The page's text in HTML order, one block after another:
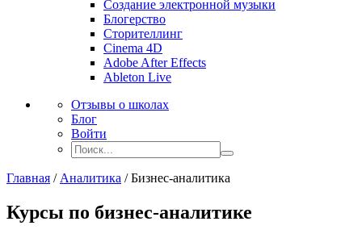
Создание электронной музыки
Блогерство
Сторителлинг
Cinema 4D
Adobe After Effects
Ableton Live
Отзывы о школах
Блог
Войти
Главная / Аналитика /Бизнес-аналитика
Курсы по бизнес-аналитике